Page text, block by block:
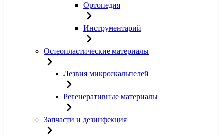
Ортопедия
Инструментарий
Остеопластические материалы
Лезвия микроскальпелей
Регенеративные материалы
Запчасти и дезинфекция